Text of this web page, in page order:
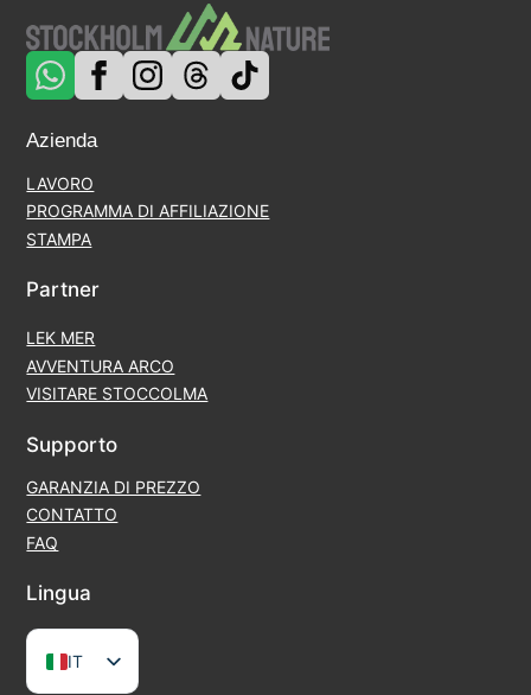
Azienda
LAVORO
PROGRAMMA DI AFFILIAZIONE
STAMPA
Partner
LEK MER
AVVENTURA ARCO
VISITARE STOCCOLMA
Supporto
GARANZIA DI PREZZO
CONTATTO
FAQ
Lingua
IT